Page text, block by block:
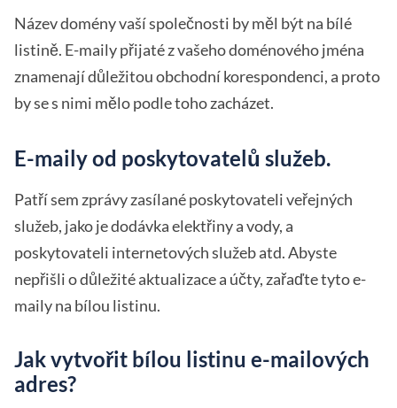
Název domény vaší společnosti by měl být na bílé
listině. E-maily přijaté z vašeho doménového jména
znamenají důležitou obchodní korespondenci, a proto
by se s nimi mělo podle toho zacházet.
E-maily od poskytovatelů služeb.
Patří sem zprávy zasílané poskytovateli veřejných
služeb, jako je dodávka elektřiny a vody, a
poskytovateli internetových služeb atd. Abyste
nepřišli o důležité aktualizace a účty, zařaďte tyto e-
maily na bílou listinu.
Jak vytvořit bílou listinu e-mailových
adres?